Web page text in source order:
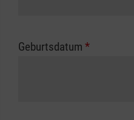
Geburtsdatum *